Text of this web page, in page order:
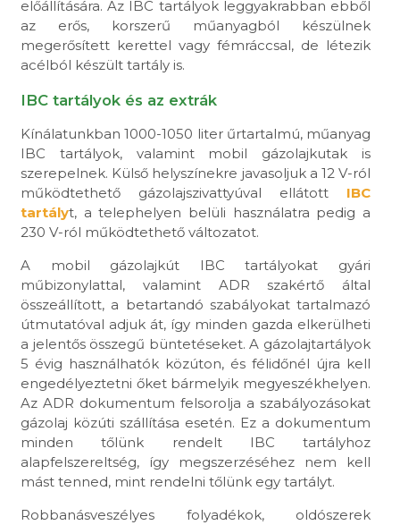
előállítására. Az IBC tartályok leggyakrabban ebből
az erős, korszerű műanyagból készülnek
megerősített kerettel vagy fémráccsal, de létezik
acélból készült tartály is.
IBC tartályok és az extrák
Kínálatunkban 1000-1050 liter űrtartalmú, műanyag
IBC tartályok, valamint mobil gázolajkutak is
szerepelnek. Külső helyszínekre javasoljuk a 12 V-ról
működtethető gázolajszivattyúval ellátott IBC
tartályt, a telephelyen belüli használatra pedig a
230 V-ról működtethető változatot.
A mobil gázolajkút IBC tartályokat gyári
műbizonylattal, valamint ADR szakértő által
összeállított, a betartandó szabályokat tartalmazó
útmutatóval adjuk át, így minden gazda elkerülheti
a jelentős összegű büntetéseket. A gázolajtartályok
5 évig használhatók közúton, és félidőnél újra kell
engedélyeztetni őket bármelyik megyeszékhelyen.
Az ADR dokumentum felsorolja a szabályozásokat
gázolaj közúti szállítása esetén. Ez a dokumentum
minden tőlünk rendelt IBC tartályhoz
alapfelszereltség, így megszerzéséhez nem kell
mást tenned, mint rendelni tőlünk egy tartályt.
Robbanásveszélyes folyadékok, oldószerek